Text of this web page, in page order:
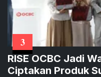
3
RISE OCBC Jadi
Ciptakan Produk